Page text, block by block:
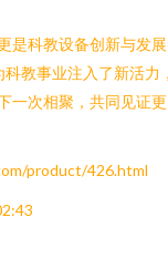
是科教设备创新与发
教事业注入了新活力
一次相聚，共同见证
product/426.html